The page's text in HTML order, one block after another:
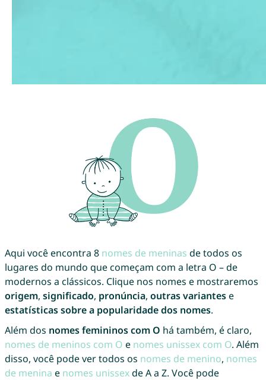
Aqui você encontra 8 nomes de meninas de todos os
lugares do mundo que começam com a letra O – de
modernos a clássicos. Clique nos nomes e mostraremos
origem, significado, pronúncia, outras variantese
estatísticas sobre a popularidade dos nomes.
Além dos nomes femininos com O há também, é claro,
nomes de meninos com O e nomes unissex com O. Além
disso, você pode ver todos os nomes de menino, nomes
de menina e nomes unissexde A a Z. Você pode